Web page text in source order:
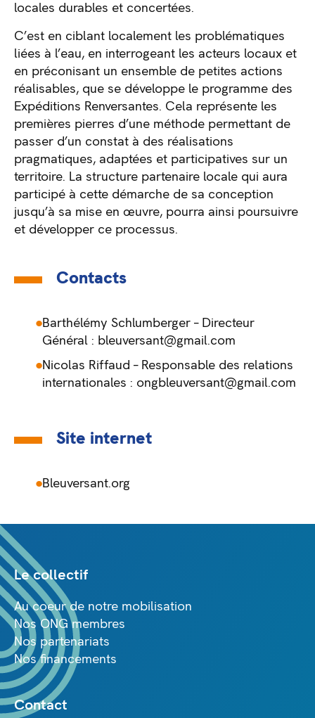
locales durables et concertées.
C’est en ciblant localement les problématiques
liées à l’eau, en interrogeant les acteurs locaux et
en préconisant un ensemble de petites actions
réalisables, que se développe le programme des
Expéditions Renversantes. Cela représente les
premières pierres d’une méthode permettant de
passer d’un constat à des réalisations
pragmatiques, adaptées et participatives sur un
territoire. La structure partenaire locale qui aura
participé à cette démarche de sa conception
jusqu’à sa mise en œuvre, pourra ainsi poursuivre
et développer ce processus.
Contacts
Barthélémy Schlumberger – Directeur
Général : bleuversant@gmail.com
Nicolas Riffaud – Responsable des relations
internationales : ongbleuversant@gmail.com
Site internet
Bleuversant.org
Le collectif
Au coeur de notre mobilisation
Nos ONG membres
Nos partenariats
Nos financements
Contact